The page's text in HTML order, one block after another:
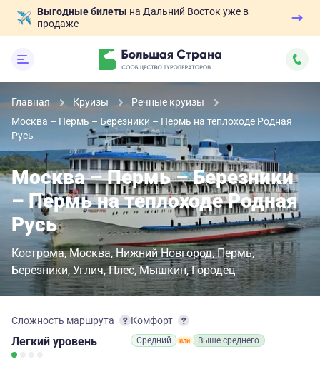
Выгодные билеты на Дальний Восток уже в
продаже
Главная Круизы
Речные круизы
Москва – Пермь – Березники – Пермь на теплоходе Родная
Русь
Москва – Пермь – Березники
– Пермь на теплоходе Родная
Русь
Кострома Москва Нижний Новгород Пермь
Березники Углич Плес Мышкин Городец
Сложность маршрута
Легкий уровень
Комфорт
Средний Выше среднего